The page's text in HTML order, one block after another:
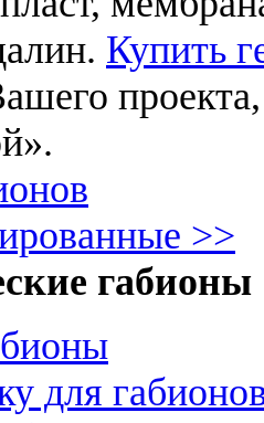
Купить
>>
габионы
для